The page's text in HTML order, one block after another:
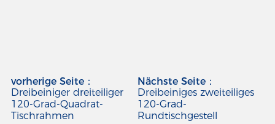
vorherige Seite：
Dreibeiniger dreiteiliger
120-Grad-Quadrat-
Tischrahmen
Nächste Seite：
Dreibeiniges zweiteiliges
120-Grad-
Rundtischgestell